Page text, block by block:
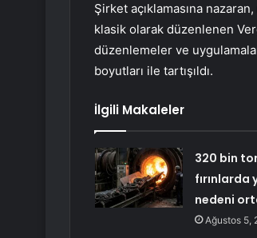
Şirket açıklamasına
klasik olarak düzenlenen
düzenlemeler ve
boyutları ile tartışıldı.
İlgili Makaleler
320 bin
fırınlarda
nedeni
Ağustos 5,